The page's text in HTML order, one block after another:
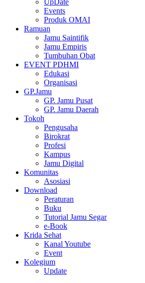
UpDate
Events
Produk OMAI
Ramuan
Jamu Saintifik
Jamu Empiris
Tumbuhan Obat
EVENT PDHMI
Edukasi
Organisasi
GP.Jamu
GP. Jamu Pusat
GP. Jamu Daerah
Tokoh
Pengusaha
Birokrat
Profesi
Kampus
Jamu Digital
Komunitas
Asosiasi
Download
Peraturan
Buku
Tutorial Jamu Segar
e-Book
Krida Sehat
Kanal Youtube
Event
Kolegium
Update